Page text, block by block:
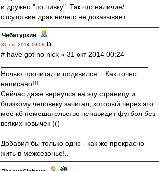
и дружно "по пивку". Так что наличие/
отсутствие драк ничего не доказывает.
Чебатуркин -
31 окт 2014 19:08
# have got no nick » 31 окт 2014 00:24
Ночью прочитал и подивился... Как точно
написано!!!
Сейчас даже вернулся на эту страницу и
близкому человеку зачитал, который через это
моё кб помешательство ненавидит футбол без
всяких ковычек (((
Добавил бы только одно - как же прекрасно
жить в межсезонье!..